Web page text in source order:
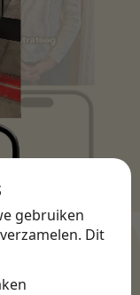
gebruiken
Dit